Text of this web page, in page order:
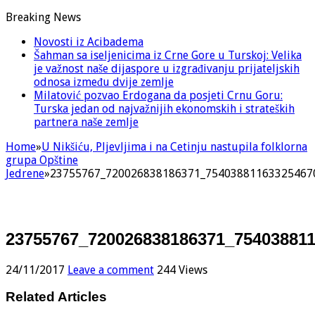
Breaking News
Novosti iz Acibadema
Šahman sa iseljenicima iz Crne Gore u Turskoj: Velika
je važnost naše dijaspore u izgrađivanju prijateljskih
odnosa između dvije zemlje
Milatović pozvao Erdogana da posjeti Crnu Goru:
Turska jedan od najvažnijih ekonomskih i strateških
partnera naše zemlje
Home»U Nikšiću, Pljevljima i na Cetinju nastupila folklorna
grupa Opštine
Jedrene»
24/11/2017 Leave a comment 244 Views
Related Articles